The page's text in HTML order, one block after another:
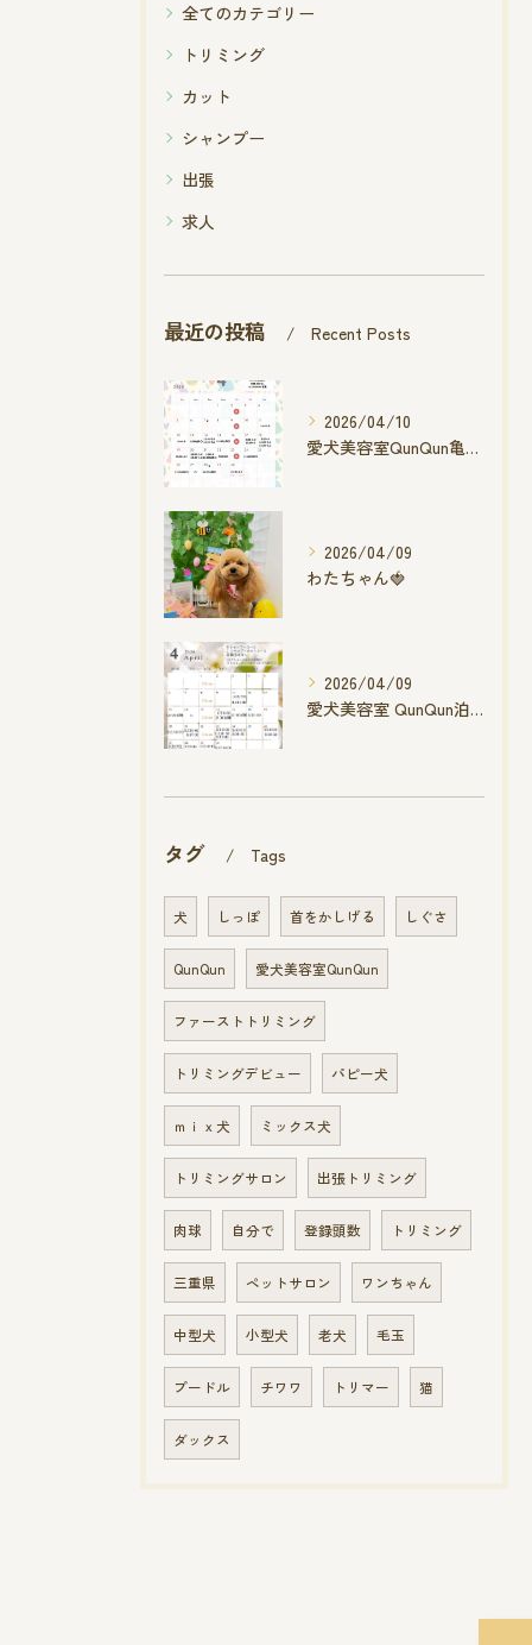
全てのカテゴリー
トリミング
カット
シャンプー
出張
求人
最近の投稿 Recent Posts
2026/04/10
愛犬美容室QunQun亀山エコー店
2026/04/09
わたちゃん🍓
2026/04/09
愛犬美容室 QunQun泊店 4月空き状況です
タグ Tags
犬 しっぽ 首をかしげる しぐさ
QunQun 愛犬美容室QunQun
ファーストトリミング
トリミングデビュー パピー犬
ｍｉｘ犬 ミックス犬
トリミングサロン 出張トリミング
肉球 自分で 登録頭数 トリミング
三重県 ペットサロン ワンちゃん
中型犬 小型犬 老犬 毛玉
プードル チワワ トリマー 猫
ダックス